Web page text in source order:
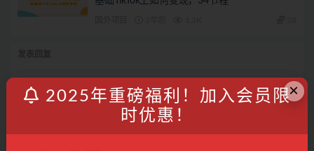
登录... 后才能评论
联系客服
×
2025年重磅福利！加入会员限
时优惠！